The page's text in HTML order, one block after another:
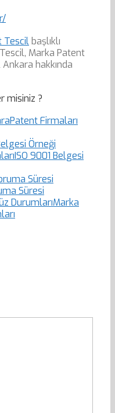
Tescil başlıklı
Marka Patent
hakkında
misiniz ?
Patent Firmaları
Örneği
ISO 9001 Belgesi
Süresi
Marka